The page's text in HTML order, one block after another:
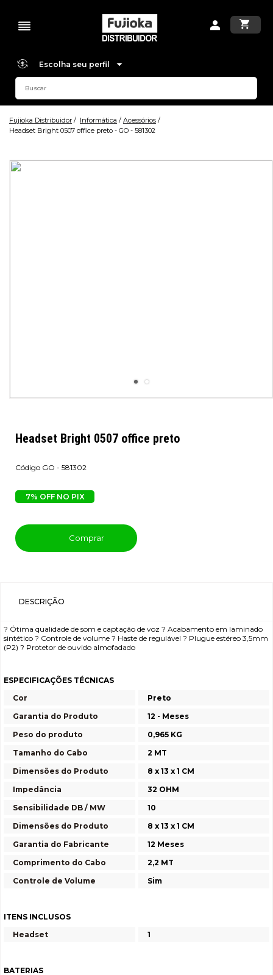
Escolha seu perfil
Fujioka Distribuidor Informática
Acessórios
Headset Bright 0507 office preto - GO - 581302
Headset Bright 0507 office preto
GO - 581302
7% OFF NO PIX
Comprar
DESCRIÇÃO
? Ótima qualidade de som e captação de voz ? Acabamento em laminado
sintético ? Controle de volume ? Haste de regulável ? Plugue estéreo 3,5mm
(P2) ? Protetor de ouvido almofadado
ESPECIFICAÇÕES TÉCNICAS
Cor
Preto
Garantia do Produto
12 - Meses
Peso do produto
0,965 KG
Tamanho do Cabo
2 MT
Dimensões do Produto
8 x 13 x 1 CM
Impedância
32 OHM
Sensibilidade DB / MW
10
Dimensões do Produto
8 x 13 x 1 CM
Garantia do Fabricante
12 Meses
Comprimento do Cabo
2,2 MT
Controle de Volume
Sim
ITENS INCLUSOS
Headset
1
BATERIAS